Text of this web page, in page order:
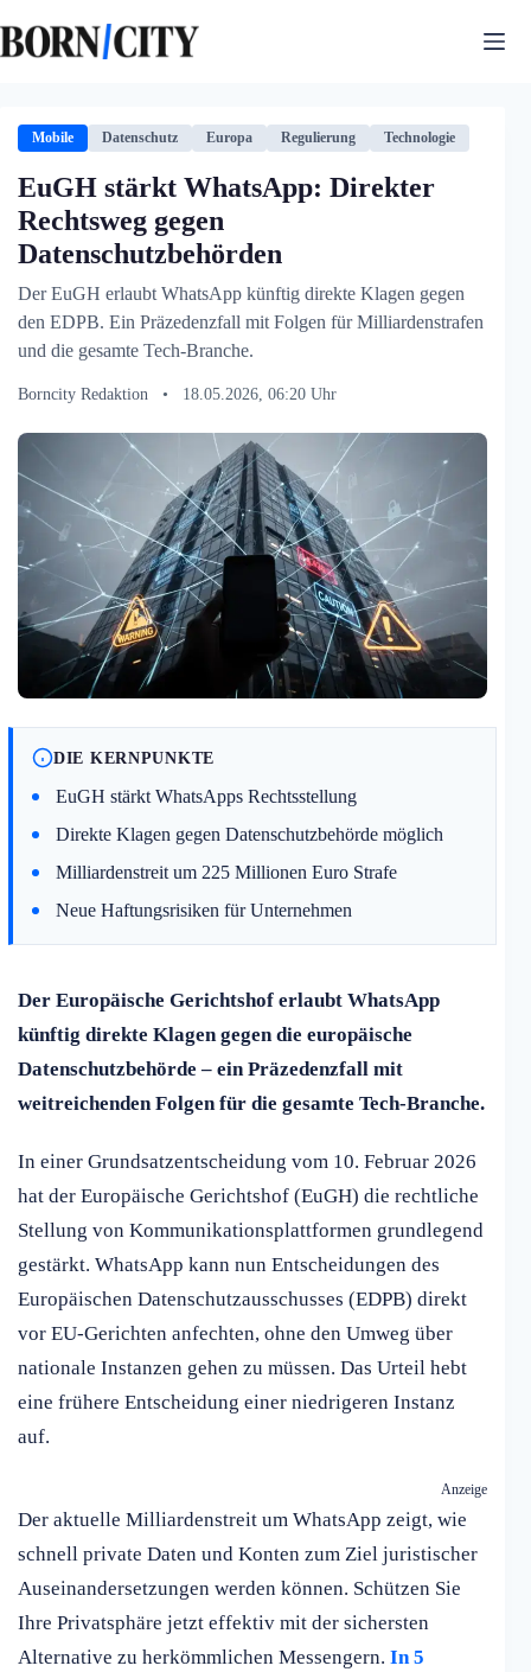
Inhalt
springen
Mobile Datenschutz Europa Regulierung Technologie
EuGH stärkt WhatsApp: Direkter
Rechtsweg gegen
Datenschutzbehörden
Der EuGH erlaubt WhatsApp künftig direkte Klagen gegen
den EDPB. Ein Präzedenzfall mit Folgen für Milliardenstrafen
und die gesamte Tech-Branche.
Borncity Redaktion • 18.05.2026, 06:20 Uhr
DIE KERNPUNKTE
EuGH stärkt WhatsApps Rechtsstellung
Direkte Klagen gegen Datenschutzbehörde möglich
Milliardenstreit um 225 Millionen Euro Strafe
Neue Haftungsrisiken für Unternehmen
Der Europäische Gerichtshof erlaubt WhatsApp
künftig direkte Klagen gegen die europäische
Datenschutzbehörde – ein Präzedenzfall mit
weitreichenden Folgen für die gesamte Tech-Branche.
In einer Grundsatzentscheidung vom 10. Februar 2026
hat der Europäische Gerichtshof (EuGH) die rechtliche
Stellung von Kommunikationsplattformen grundlegend
gestärkt. WhatsApp kann nun Entscheidungen des
Europäischen Datenschutzausschusses (EDPB) direkt
vor EU-Gerichten anfechten, ohne den Umweg über
nationale Instanzen gehen zu müssen. Das Urteil hebt
eine frühere Entscheidung einer niedrigeren Instanz
auf.
Anzeige
Der aktuelle Milliardenstreit um WhatsApp zeigt, wie
schnell private Daten und Konten zum Ziel juristischer
Auseinandersetzungen werden können. Schützen Sie
Ihre Privatsphäre jetzt effektiv mit der sichersten
Alternative zu herkömmlichen Messengern. In 5